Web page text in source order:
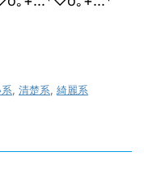
, 清楚系, 綺麗系